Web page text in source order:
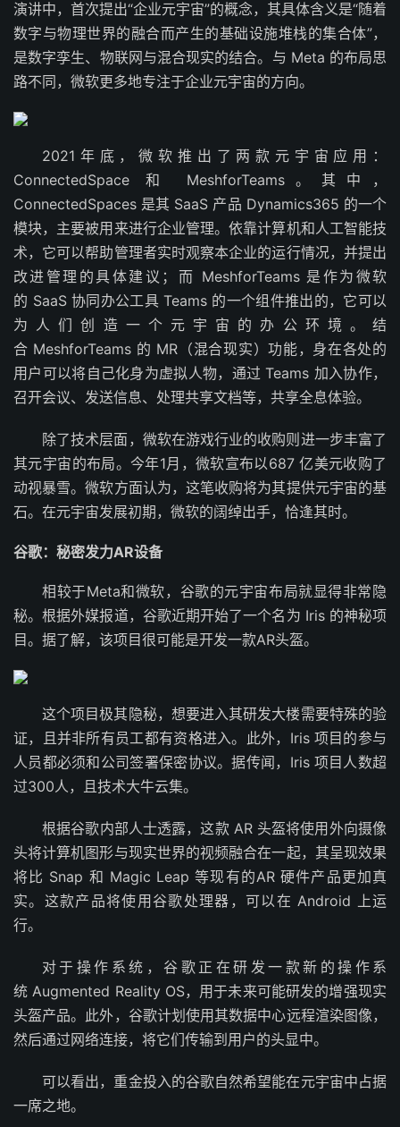
演讲中，首次提出“企业元宇宙”的概念，其具体含义是“随着
数字与物理世界的融合而产生的基础设施堆栈的集合体”，
是数字孪生、物联网与混合现实的结合。与 Meta 的布局思
路不同，微软更多地专注于企业元宇宙的方向。
2021年底，微软推出了两款元宇宙应用：
ConnectedSpace 和 MeshforTeams。其中，
ConnectedSpaces 是其 SaaS 产品 Dynamics365 的一个
模块，主要被用来进行企业管理。依靠计算机和人工智能技
术，它可以帮助管理者实时观察本企业的运行情况，并提出
改进管理的具体建议；而 MeshforTeams 是作为微软
的 SaaS 协同办公工具 Teams 的一个组件推出的，它可以
为人们创造一个元宇宙的办公环境。结
合 MeshforTeams 的 MR（混合现实）功能，身在各处的
用户可以将自己化身为虚拟人物，通过 Teams 加入协作，
召开会议、发送信息、处理共享文档等，共享全息体验。
除了技术层面，微软在游戏行业的收购则进一步丰富了
其元宇宙的布局。今年1月，微软宣布以687 亿美元收购了
动视暴雪。微软方面认为，这笔收购将为其提供元宇宙的基
石。在元宇宙发展初期，微软的阔绰出手，恰逢其时。
谷歌：秘密发力AR设备
相较于Meta和微软，谷歌的元宇宙布局就显得非常隐
秘。根据外媒报道，谷歌近期开始了一个名为 Iris 的神秘项
目。据了解，该项目很可能是开发一款AR头盔。
这个项目极其隐秘，想要进入其研发大楼需要特殊的验
证，且并非所有员工都有资格进入。此外，Iris 项目的参与
人员都必须和公司签署保密协议。据传闻，Iris 项目人数超
过300人，且技术大牛云集。
根据谷歌内部人士透露，这款 AR 头盔将使用外向摄像
头将计算机图形与现实世界的视频融合在一起，其呈现效果
将比 Snap 和 Magic Leap 等现有的AR 硬件产品更加真
实。这款产品将使用谷歌处理器，可以在 Android 上运
行。
对于操作系统，谷歌正在研发一款新的操作系
统 Augmented Reality OS，用于未来可能研发的增强现实
头盔产品。此外，谷歌计划使用其数据中心远程渲染图像，
然后通过网络连接，将它们传输到用户的头显中。
可以看出，重金投入的谷歌自然希望能在元宇宙中占据
一席之地。